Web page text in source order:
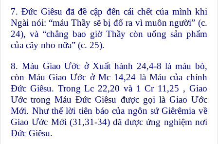
7. Đức Giêsu đã đề cập đến cái chết của mình khi
Ngài nói: “máu Thầy sẽ bị đổ ra vì muôn người” (c.
24), và “chẳng bao giờ Thầy còn uống sản phẩm
của cây nho nữa” (c. 25).
8. Máu Giao Ước ở Xuất hành 24,4-8 là máu bò,
còn Máu Giao Ước ở Mc 14,24 là Máu của chính
Đức Giêsu. Trong Lc 22,20 và 1 Cr 11,25 , Giao
Ước trong Máu Đức Giêsu được gọi là Giao Ước
Mới. Như thế lời tiên báo của ngôn sứ Giêrêmia về
Giao Ước Mới (31,31-34) đã được ứng nghiệm nơi
Đức Giêsu.